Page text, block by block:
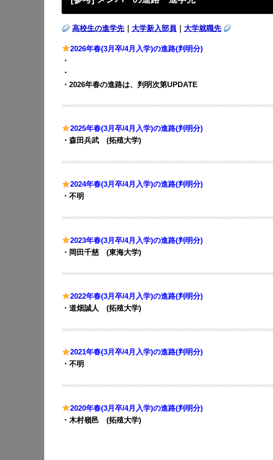
高校生の進学先｜ 大学新入部員 大学就職先
2026年春(3月卒/4月入学)の進路(判明分)
・
・
・2026年春の進路は、判明次第UPDATE
2025年春(3月卒/4月入学)の進路(判明分)
・森田兵武 (拓殖大学)
2024年春(3月卒/4月入学)の進路(判明分)
・不明
2023年春(3月卒/4月入学)の進路(判明分)
・岡田千慈 (東海大学)
2022年春(3月卒/4月入学)の進路(判明分)
・​道畑誠人 (拓殖大学)
2021年春(3月卒/4月入学)の進路(判明分)
・不明
2020年春(3月卒/4月入学)の進路(判明分)
・木村嶺邑 (拓殖大学)